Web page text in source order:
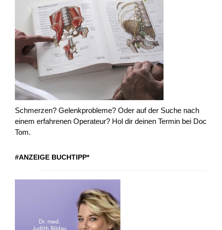
Schmerzen? Gelenkprobleme? Oder auf der Suche nach
einem erfahrenen Operateur? Hol dir deinen Termin bei Doc
Tom.
#ANZEIGE BUCHTIPP*